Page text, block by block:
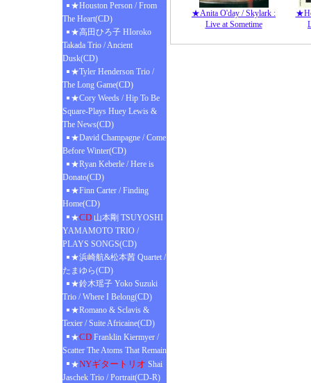
★Houston Person / From
The Heart(CD)
★高田ひろ子 HIoroko
Takada Trio / Ancient
Dusk(CD)
★Tyler Henderson Trio /
The Long Game(CD)
★Cory Weeds / Hip To Be
Square-Plays Huey Lewis &
The News(CD)
★David Champagne / Come
Before Winter(CD)
★Ryan Keberle / Here is
Donato(CD)
★Finn Carter / Finding
Home(CD)
★CD 山本剛 TSUYOSHI
YAMAMOTO TRIO /
PLAYS SONGS(CD)
★浜崎航&松本茜 Quartet /
たまゆら(CD)
★鈴木瑶子 Yoko Suzuki
Trio / Where I Belong(CD)
★Romano & Sclavis &
Texier / Suite Africaine(CD)
★CD Franklin Kiermyer /
Scatter The Atoms That Remain
★NYギタートリオ Shai
Jaschek Trio / Portrait(CD-R)
★Anita O'day / Skylark :
Live at Sometime